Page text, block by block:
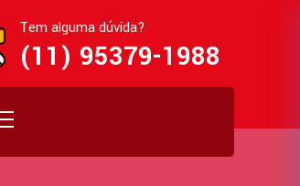
Tem alguma dúvida?
(11) 95379-1988